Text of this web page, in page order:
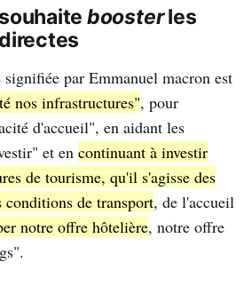
boosterles
par Emmanuel macron est
nos infrastructures", pour
d'accueil", en aidant les
et en continuant à investir
de tourisme, qu'il s'agisse des
conditions de transport, de l'accueil
notre offre hôtelière, notre offre